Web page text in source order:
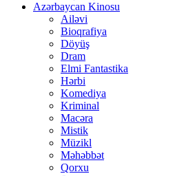
Azərbaycan Kinosu
Ailəvi
Bioqrafiya
Döyüş
Dram
Elmi Fantastika
Hərbi
Komediya
Kriminal
Macəra
Mistik
Müzikl
Məhəbbət
Qorxu